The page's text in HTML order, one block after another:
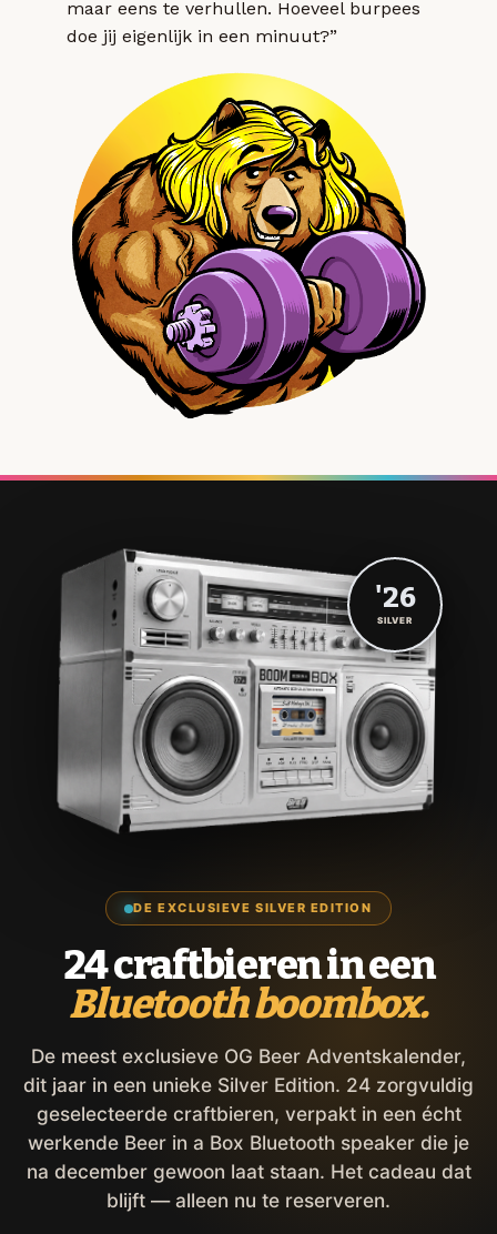
maar eens te verhullen. Hoeveel burpees
doe jij eigenlijk in een minuut?”
DE EXCLUSIEVE SILVER EDITION
24 craftbieren in een
Bluetooth boombox.
De meest exclusieve OG Beer Adventskalender,
dit jaar in een unieke Silver Edition. 24 zorgvuldig
geselecteerde craftbieren, verpakt in een écht
werkende Beer in a Box Bluetooth speaker die je
na december gewoon laat staan. Het cadeau dat
blijft — alleen nu te reserveren.
'26
SILVER